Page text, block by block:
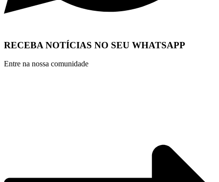
RECEBA NOTÍCIAS NO SEU WHATSAPP
Entre na nossa comunidade